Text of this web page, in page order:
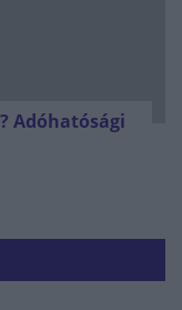
Adóhatósági